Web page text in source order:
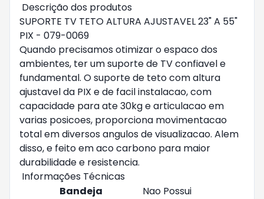
Descrição dos produtos
SUPORTE TV TETO ALTURA AJUSTAVEL 23" A 55"
PIX - 079-0069
Quando precisamos otimizar o espaco dos
ambientes, ter um suporte de TV confiavel e
fundamental. O suporte de teto com altura
ajustavel da PIX e de facil instalacao, com
capacidade para ate 30kg e articulacao em
varias posicoes, proporciona movimentacao
total em diversos angulos de visualizacao. Alem
disso, e feito em aco carbono para maior
durabilidade e resistencia.
Informações Técnicas
Bandeja
Nao Possui